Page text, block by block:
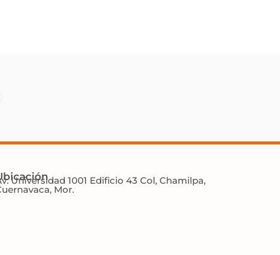
Universidad 1001 Edificio 43 Col, Chamilpa,
Mor.